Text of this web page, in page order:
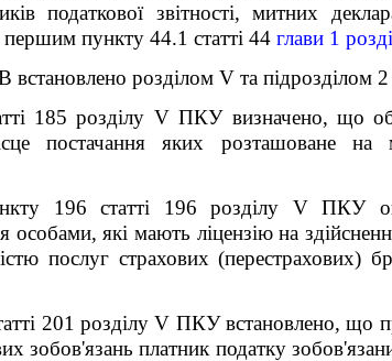
податкової звітності, митних
пункту 44.1 статті 44 глави 1
розділом V та підрозділом
185 розділу V ПКУ визначено, що
постачання яких розташоване на
196 статті 196 розділу V ПКУ
особами, які мають ліцензію на
послуг страхових (перестрахових)
201 розділу V ПКУ встановлено, що
зобов'язань платник податку